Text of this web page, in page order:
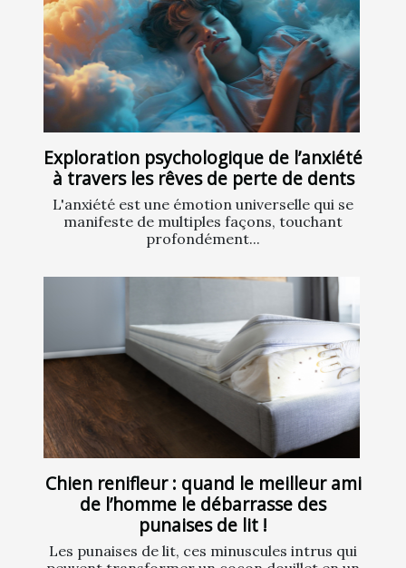
Exploration psychologique de l’anxiété
à travers les rêves de perte de dents
L'anxiété est une émotion universelle qui se
manifeste de multiples façons, touchant
profondément...
Chien renifleur : quand le meilleur ami
de l’homme le débarrasse des
punaises de lit !
Les punaises de lit, ces minuscules intrus qui